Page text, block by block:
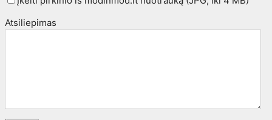
Atsiliepimas